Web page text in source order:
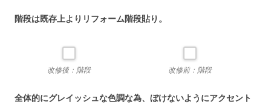
階段は既存上よりリフォーム階段貼り。
改修後：階段 改修前：階段
全体的にグレイッシュな色調な為、ぼけないようにアクセント